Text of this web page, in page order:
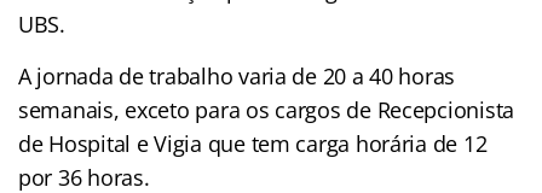
UBS.
A jornada de trabalho varia de 20 a 40 horas
semanais, exceto para os cargos de Recepcionista
de Hospital e Vigia que tem carga horária de 12
por 36 horas.